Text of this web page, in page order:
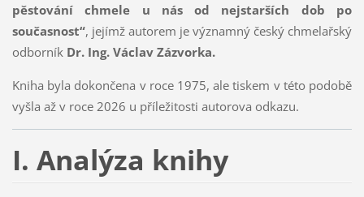
pěstování chmele u nás od nejstarších dob po
současnost“, jejímž autorem je významný český chmelařský
odborník Dr. Ing. Václav Zázvorka.
Kniha byla dokončena v roce 1975, ale tiskem v této podobě
vyšla až v roce 2026 u příležitosti autorova odkazu.
I. Analýza knihy